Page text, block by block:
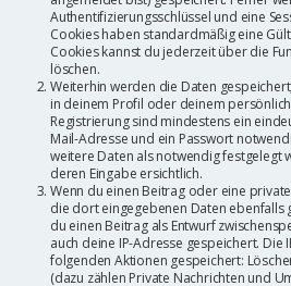
Authentifizierungsschlüssel und eine
Cookies haben standardmäßig eine
Cookies kannst du jederzeit über die
löschen.
Weiterhin werden die Daten
in deinem Profil oder deinem
Registrierung sind mindestens ein
Mail-Adresse und ein Passwort
weitere Daten als notwendig festgelegt
deren Eingabe ersichtlich.
Wenn du einen Beitrag oder eine
die dort eingegebenen Daten ebenfalls
du einen Beitrag als Entwurf
auch deine IP-Adresse gespeichert.
folgenden Aktionen gespeichert:
(dazu zählen Private Nachrichten und